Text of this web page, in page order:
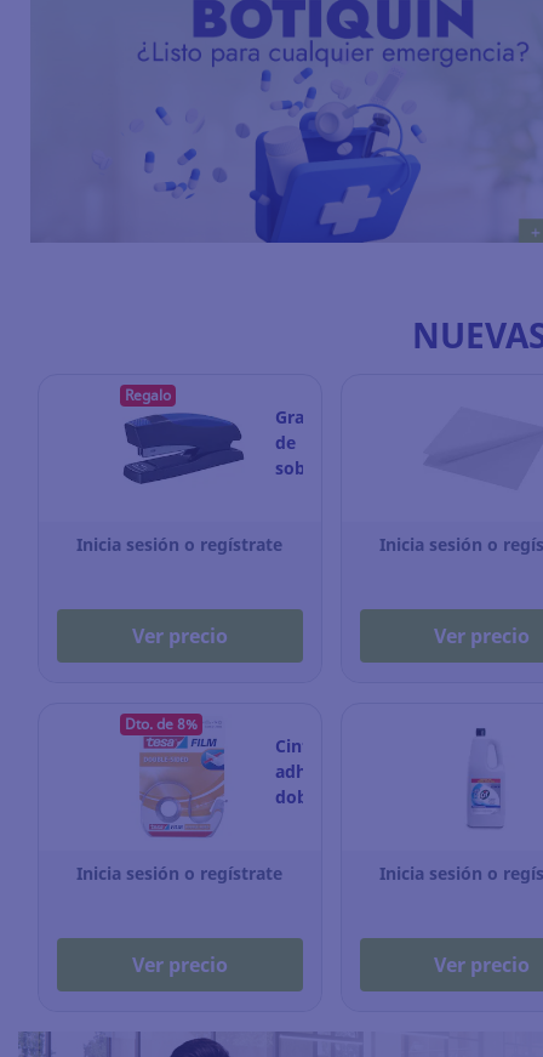
Regalo
Grapadora
de
sobremesa
Golf
Inicia sesión o regístrate
Ver precio
Inicia sesión o
Ver precio
Dto. de 8%
Cinta
adhesiva
doble
Film
Inicia sesión o regístrate
Ver precio
Inicia sesión o
Ver precio